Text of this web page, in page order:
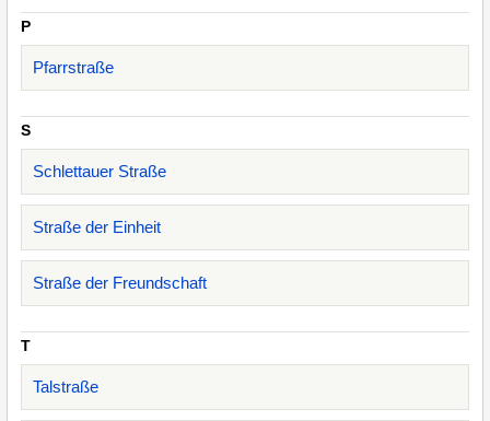
P
Pfarrstraße
S
Schlettauer Straße
Straße der Einheit
Straße der Freundschaft
T
Talstraße